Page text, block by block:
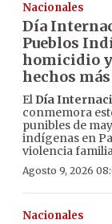
Nacionales
Día
Pueblos
homicidio y
hechos
El Día
conmemora
punibles de
indígenas en
violencia
Agosto 9, 2026
Nacionales